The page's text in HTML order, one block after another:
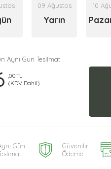
09 Ağustos
Yarın
10
Aynı Gün Teslimat
,00 TL
(KDV Dahil)
Gün
Güvenilir
Ödeme